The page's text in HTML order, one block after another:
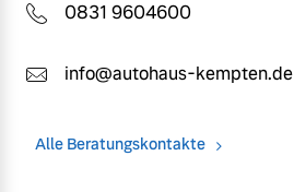
0831 9604600
info@autohaus-kempten.de
Alle Beratungskontakte